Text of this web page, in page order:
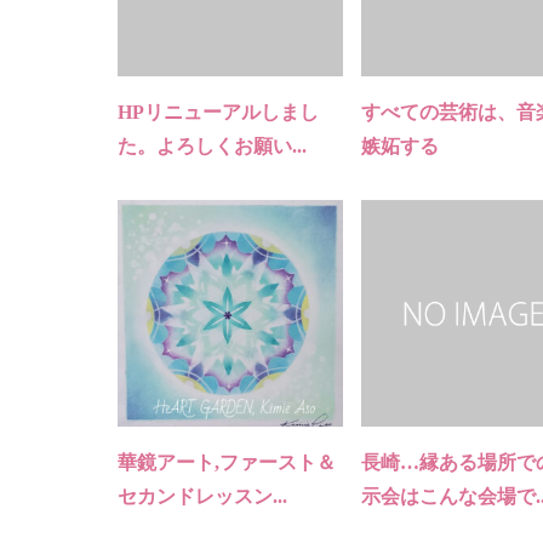
HPリニューアルしまし
た。よろしくお願い...
すべての芸術は、音
嫉妬する
華鏡アート,ファースト＆
セカンドレッスン...
長崎…縁ある場所で
示会はこんな会場で